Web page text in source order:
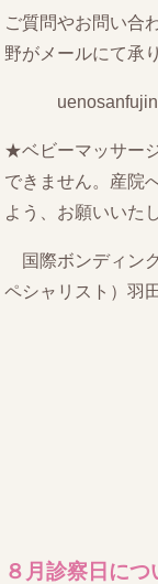
ご質問やお問い合
野がメールにて承
★ベビーマッサー
できません。産院
よう、お願いいた
国際ボンディン
ペシャリスト）羽
８月診察日に